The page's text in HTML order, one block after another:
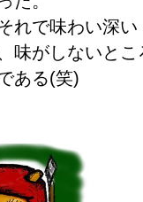
れで味わい深い
味がしないとこ
ある(笑)